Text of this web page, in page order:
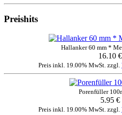
Preishits
Hallanker 60 mm *
16.10 €
Preis inkl. 19.00% MwSt. zzgl.
Porenfüller
5.95 €
Preis inkl. 19.00% MwSt. zzgl.